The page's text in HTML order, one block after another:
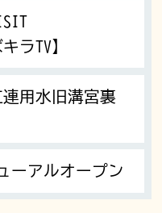
ラTV】
用水旧溝宮裏
ーアルオープン